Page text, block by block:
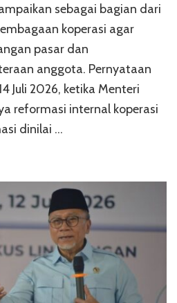
sebagai bagian dari
koperasi agar
pasar dan
anggota. Pernyataan
Juli 2026, ketika Menteri
reformasi internal koperasi
dinilai …